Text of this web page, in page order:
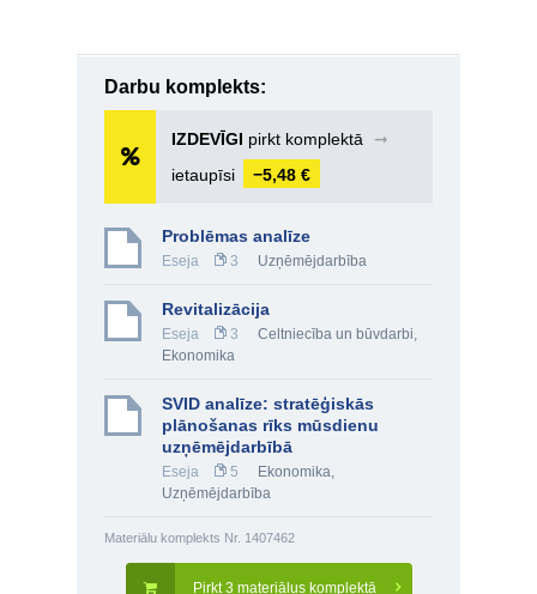
Darbu komplekts:
IZDEVĪGI pirkt komplektā
➞
ietaupīsi
−5,48 €
Problēmas analīze
Eseja 3 Uzņēmējdarbība
Revitalizācija
Eseja 3 Celtniecība un būvdarbi,
Ekonomika
SVID analīze: stratēģiskās
plānošanas rīks mūsdienu
uzņēmējdarbībā
Eseja 5 Ekonomika,
Uzņēmējdarbība
Materiālu komplekts Nr. 1407462
Pirkt 3 materiālus komplektā